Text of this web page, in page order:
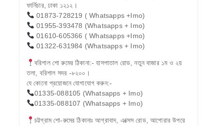
ফার্নিচার, ঢাকা ১২১২।
01873-728219 ( Whatsapps +Imo)
01955-393478 (Whatsapps + Imo)
01610-605366 ( Whatsapps +Imo)
01322-631984 (Whatsapps + Imo)
বরিশাল শো রুমের ঠিকানা:- হাসপাতাল রোড, নতুন বাজার ১ম ও ২য়
তলা, বরিশাল সদর -৮২০০।
যে কোনো প্রয়োজনে যোগাযোগ করুন:-
01335-088105 (Whatsapps + Imo)
01335-088107 (Whatsapps + Imo)
চট্টগ্রাম শো-রুমের ঠিকানাঃ আগ্রাবাদ, এক্সেস রোড, আগোরার উপরে